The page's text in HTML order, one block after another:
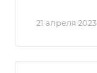
21 апреля 2023